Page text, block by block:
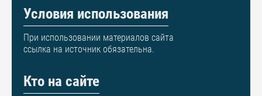
Условия использования
При использовании материалов сайта
ссылка на источник обязательна.
Кто на сайте